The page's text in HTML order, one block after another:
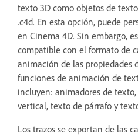
texto 3D como objetos de
.c4d. En esta opción, puede
en Cinema 4D. Sin embargo,
compatible con el formato de
animación de las propiedades
funciones de animación de
incluyen: animadores de
vertical, texto de párrafo y
Los trazos se exportan de las